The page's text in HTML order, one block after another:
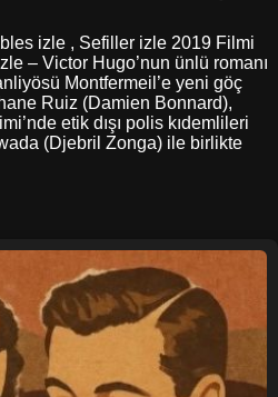
izle , Sefiller izle 2019 Filmi
– Victor Hugo’nun ünlü romanı
Montfermeil’e yeni göç
Ruiz (Damien Bonnard),
etik dışı polis kıdemlileri
(Djebril Zonga) ile birlikte